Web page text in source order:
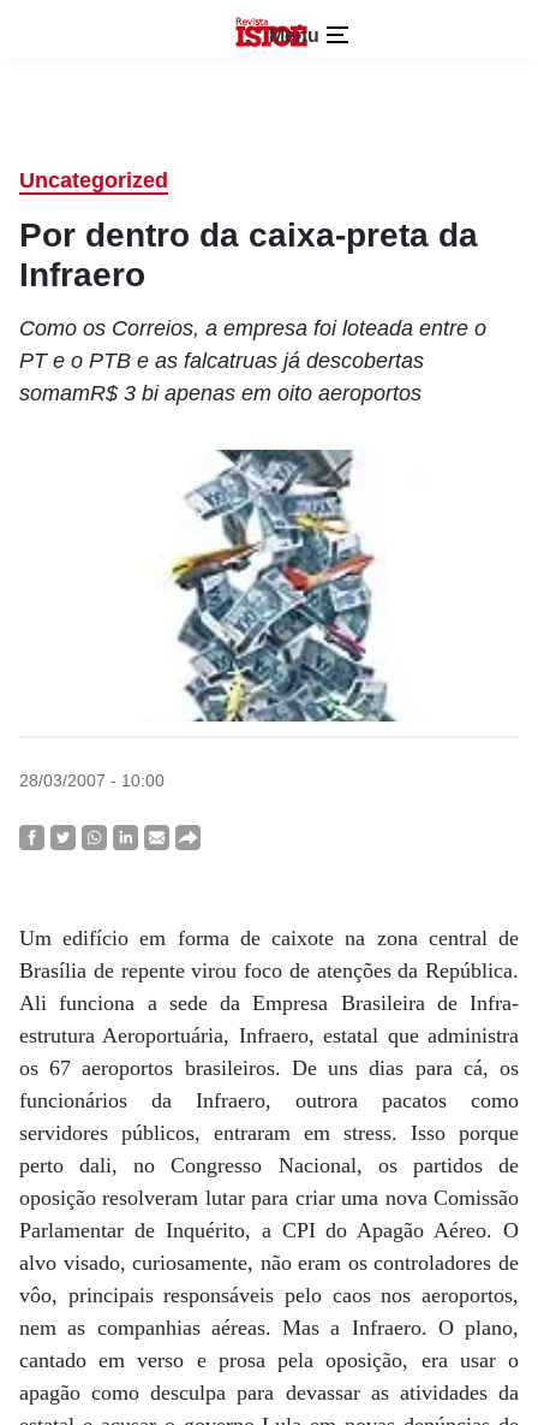
Menu
Uncategorized
Por dentro da caixa-preta da
Infraero
Como os Correios, a empresa foi loteada entre o
PT e o PTB e as falcatruas já descobertas
somamR$ 3 bi apenas em oito aeroportos
28/03/2007 - 10:00
Um edifício em forma de caixote na zona central de
Brasília de repente virou foco de atenções da República.
Ali funciona a sede da Empresa Brasileira de Infra-
estrutura Aeroportuária, Infraero, estatal que administra
os 67 aeroportos brasileiros. De uns dias para cá, os
funcionários da Infraero, outrora pacatos como
servidores públicos, entraram em stress. Isso porque
perto dali, no Congresso Nacional, os partidos de
oposição resolveram lutar para criar uma nova Comissão
Parlamentar de Inquérito, a CPI do Apagão Aéreo. O
alvo visado, curiosamente, não eram os controladores de
vôo, principais responsáveis pelo caos nos aeroportos,
nem as companhias aéreas. Mas a Infraero. O plano,
cantado em verso e prosa pela oposição, era usar o
apagão como desculpa para devassar as atividades da